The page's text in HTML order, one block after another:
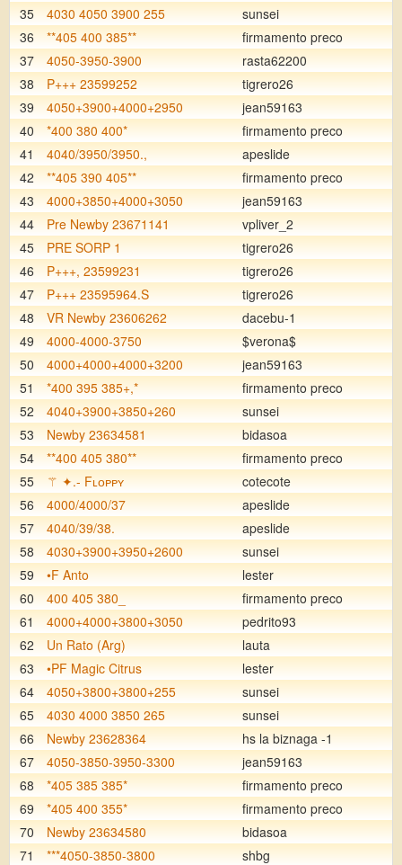
35
4030 4050 3900 255
sunsei
36
**405 400 385**
firmamento preco
37
4050-3950-3900
rasta62200
38
P+++ 23599252
tigrero26
39
4050+3900+4000+2950
jean59163
40
*400 380 400*
firmamento preco
41
4040/3950/3950.,
apeslide
42
**405 390 405**
firmamento preco
43
4000+3850+4000+3050
jean59163
44
Pre Newby 23671141
vpliver_2
45
PRE SORP 1
tigrero26
46
P+++, 23599231
tigrero26
47
P+++ 23595964.S
tigrero26
48
VR Newby 23606262
dacebu-1
49
4000-4000-3750
$verona$
50
4000+4000+4000+3200
jean59163
51
*400 395 385+,*
firmamento preco
52
4040+3900+3850+260
sunsei
53
Newby 23634581
bidasoa
54
**400 405 380**
firmamento preco
55
⚚ ✦.- Fʟᴏᴘᴘʏ
cotecote
56
4000/4000/37
apeslide
57
4040/39/38.
apeslide
58
4030+3900+3950+2600
sunsei
59
•F Anto
lester
60
400 405 380_
firmamento preco
61
4000+4000+3800+3050
pedrito93
62
Un Rato (Arg)
lauta
63
•PF Magic Citrus
lester
64
4050+3800+3800+255
sunsei
65
4030 4000 3850 265
sunsei
66
Newby 23628364
hs la biznaga -1
67
4050-3850-3950-3300
jean59163
68
*405 385 385*
firmamento preco
69
*405 400 355*
firmamento preco
70
Newby 23634580
bidasoa
71
***4050-3850-3800
shbg